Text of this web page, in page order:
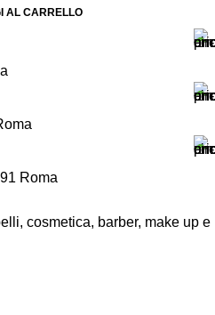
AL CARRELLO
Roma
cosmetica, barber, make up e